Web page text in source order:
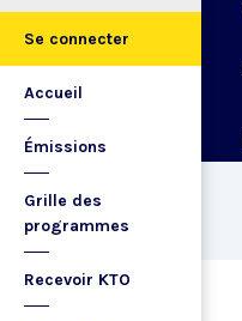
Se connecter
Accueil
Émissions
Grille des
programmes
Recevoir KTO